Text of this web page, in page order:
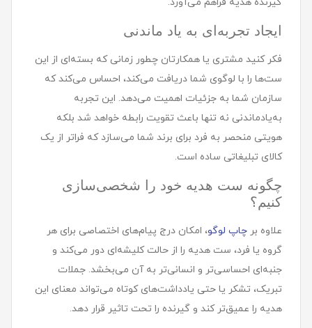
ایجاد تجربه‌ای به یاد ماندنی
فکر کنید مشتری یا همکارتان چطور زمانی که بسته‌ای از این
ست‌ها را با لوگوی شما دریافت می‌کند، احساس می‌کند که
سازمان شما به جزئیات اهمیت می‌دهد. این تجربه
به‌یادماندنی نه تنها باعث تقویت رابطه خواهد شد بلکه
هویتی منحصر به فرد برای برند شما می‌سازد که فراتر از یک
کالای تبلیغاتی ساده است.
چگونه ست هديه خود را شخصی‌سازی
کنیم؟
علاوه بر چاپ لوگو، امکان درج پیام‌های اختصاصی برای هر
گروه یا فرد، ست هدیه را از حالت کلیشه‌ای دور می‌کند و
جنبه‌ای احساسی‌تر و انسانی‌تر به آن می‌بخشد. جملات
تبریک، تشکر یا حتی یادداشت‌های کوتاه می‌تواند معنای این
هدیه را عمیق‌تر کند و گیرنده را تحت تاثیر قرار دهد.